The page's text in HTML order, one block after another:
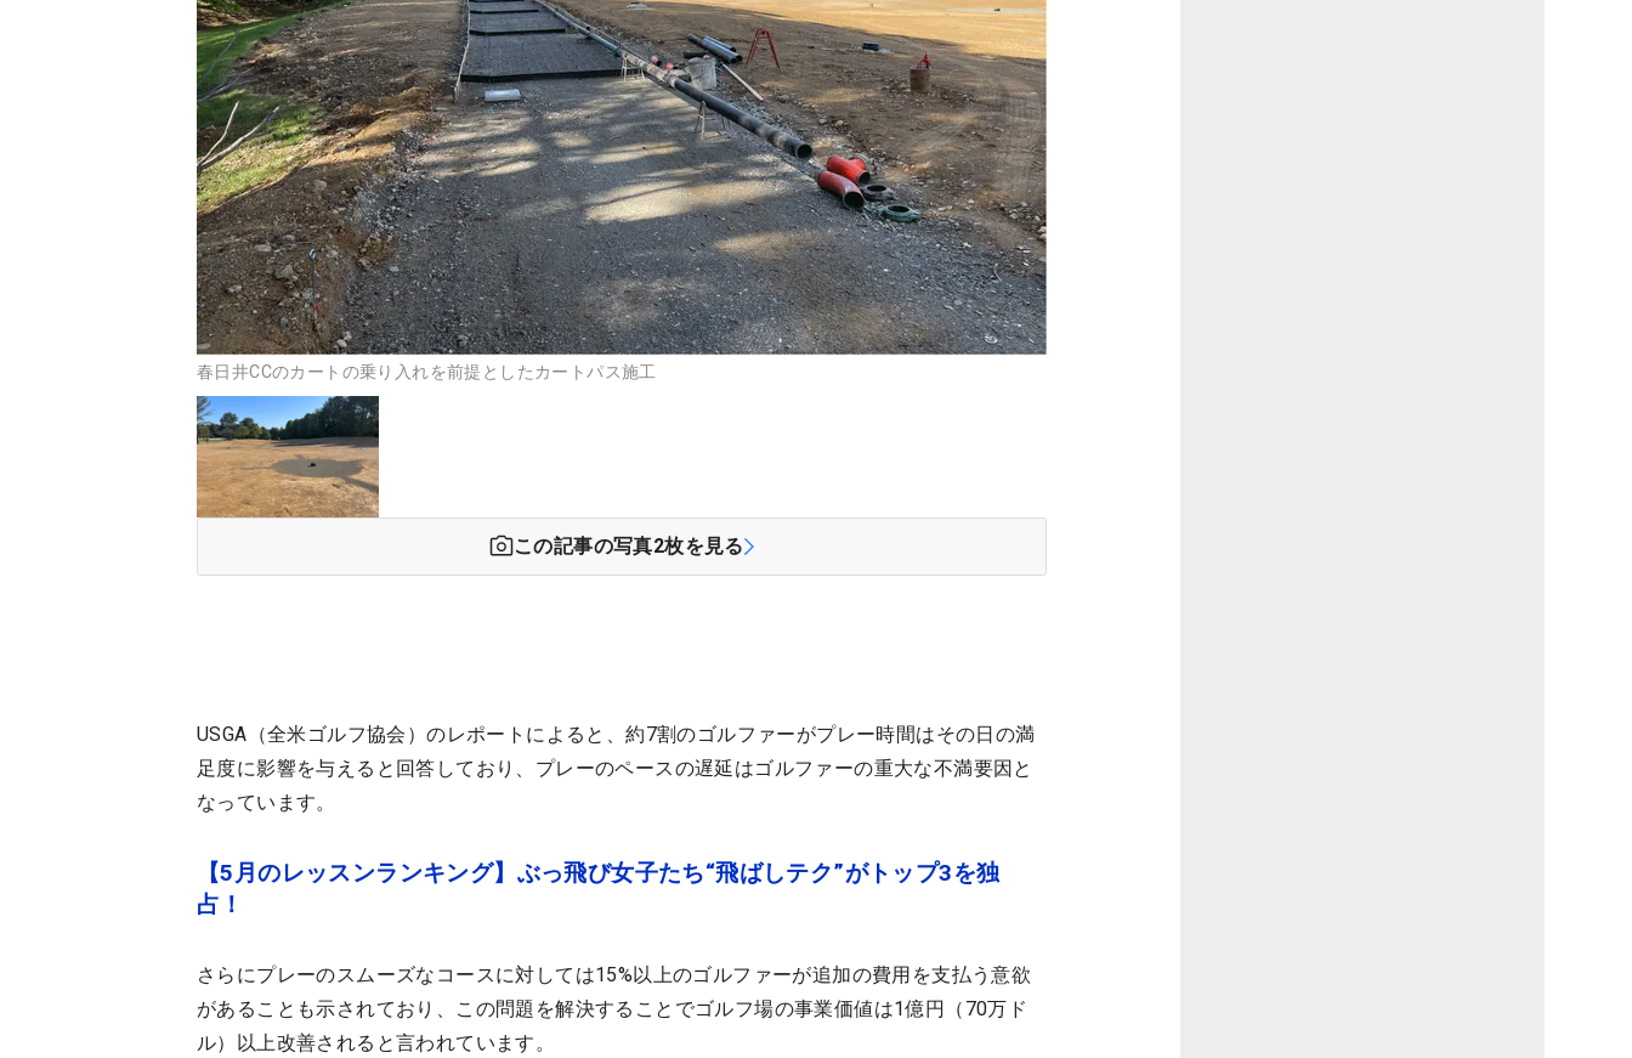
春日井CCのカートの乗り入れを前提としたカートパス施工
この記事の写真2枚を見る
USGA（全米ゴルフ協会）のレポートによると、約7割のゴルファーがプレー時間はその日の満
足度に影響を与えると回答しており、プレーのペースの遅延はゴルファーの重大な不満要因と
なっています。
【5月のレッスンランキング】ぶっ飛び女子たち“飛ばしテク”がトップ3を独
占！
さらにプレーのスムーズなコースに対しては15%以上のゴルファーが追加の費用を支払う意欲
があることも示されており、この問題を解決することでゴルフ場の事業価値は1億円（70万ド
ル）以上改善されると言われています。